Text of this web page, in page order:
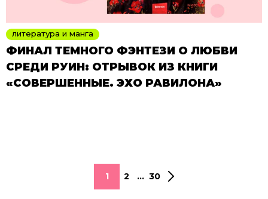
литература и манга
ФИНАЛ ТЕМНОГО ФЭНТЕЗИ О ЛЮБВИ
СРЕДИ РУИН: ОТРЫВОК ИЗ КНИГИ
«СОВЕРШЕННЫЕ. ЭХО РАВИЛОНА»
1 2 ... 30